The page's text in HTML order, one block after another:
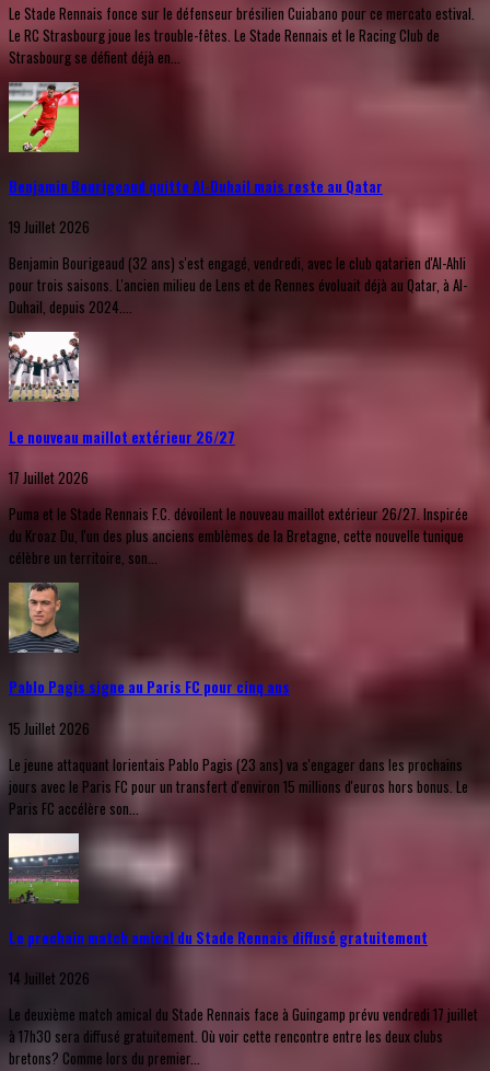
Le Stade Rennais fonce sur le défenseur brésilien Cuiabano pour ce mercato estival.
Le RC Strasbourg joue les trouble-fêtes. Le Stade Rennais et le Racing Club de
Strasbourg se défient déjà en...
Benjamin Bourigeaud quitte Al-Duhail mais reste au Qatar
19 Juillet 2026
Benjamin Bourigeaud (32 ans) s'est engagé, vendredi, avec le club qatarien d'Al-Ahli
pour trois saisons. L'ancien milieu de Lens et de Rennes évoluait déjà au Qatar, à Al-
Duhail, depuis 2024....
Le nouveau maillot extérieur 26/27
17 Juillet 2026
Puma et le Stade Rennais F.C. dévoilent le nouveau maillot extérieur 26/27. Inspirée
du Kroaz Du, l'un des plus anciens emblèmes de la Bretagne, cette nouvelle tunique
célèbre un territoire, son...
Pablo Pagis signe au Paris FC pour cinq ans
15 Juillet 2026
Le jeune attaquant lorientais Pablo Pagis (23 ans) va s'engager dans les prochains
jours avec le Paris FC pour un transfert d'environ 15 millions d'euros hors bonus. Le
Paris FC accélère son...
Le prochain match amical du Stade Rennais diffusé gratuitement
14 Juillet 2026
Le deuxième match amical du Stade Rennais face à Guingamp prévu vendredi 17 juillet
à 17h30 sera diffusé gratuitement. Où voir cette rencontre entre les deux clubs
bretons? Comme lors du premier...